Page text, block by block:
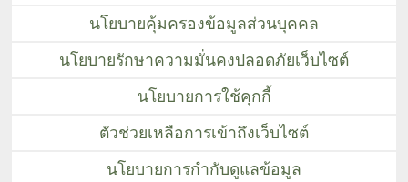
นโยบายคุ้มครองข้อมูลส่วนบุคคล
นโยบายรักษาความมั่นคงปลอดภัยเว็บไซต์
นโยบายการใช้คุกกี้
ตัวช่วยเหลือการเข้าถึงเว็บไซต์
นโยบายการกำกับดูแลข้อมูล